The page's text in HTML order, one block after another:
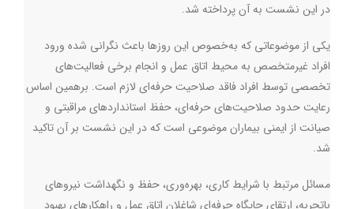
در این نشست به آن پرداخته شد.
یکی از موضوعاتی که به‌خصوص این روزها باعث نگرانی شده ورود
افراد غیرمتخصص به محیط اتاق عمل و انجام برخی فعالیت‌های
تخصصی توسط افراد فاقد صلاحیت حرفه‌ای لازم است. برهمین اساس
رعایت حدود صلاحیت‌های حرفه‌ای، حفظ استانداردهای مراقبتی و
صیانت از ایمنی بیماران موضوعی است که در این نشست بر آن تاکید
شد.
مسائل مرتبط با شرایط کاری، بهره‌وری، حفظ و نگهداشت نیروهای
باتجربه، ارتقای جایگاه حرفه‌ای شاغلان اتاق عمل و راهکارهای بهبود